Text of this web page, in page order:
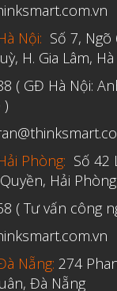
Y Tế
Nội: Số 7, Ngõ
H. Gia Lâm,
( GĐ Hà Nội:
)
Phòng: Số 42
Hải Phòng.
( Tư vấn công
Nẵng: 274
Đà Nẵng